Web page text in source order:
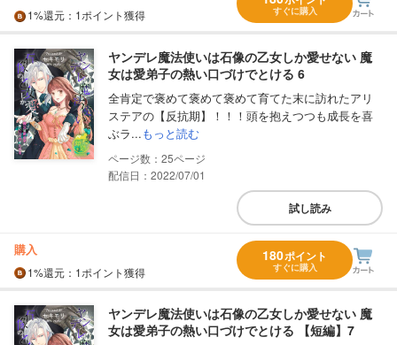
1%還元 ：1ポイント獲得 すぐに購入
ヤンデレ魔法使いは石像の乙女しか愛せない 魔
女は愛弟子の熱い口づけでとける 6
全肯定で褒めて褒めて褒めて育てた末に訪れたアリ
ステアの【反抗期】！！！頭を抱えつつも成長を喜
ぶラ...もっと読む
25
配信日：2022/07/01
試し読み
購入
1%還元 ：1ポイント獲得
180ポイント
すぐに購入
ヤンデレ魔法使いは石像の乙女しか愛せない 魔
女は愛弟子の熱い口づけでとける 【短編】7